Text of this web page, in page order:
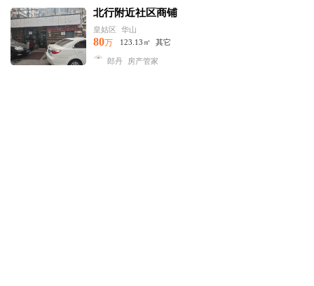
北行附近社区商铺
皇姑区 华山
80万 123.13㎡ 其它
郎丹 房产管家